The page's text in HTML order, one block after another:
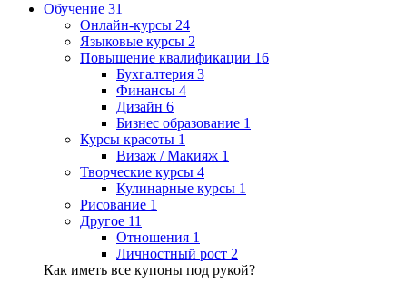
Обучение 31
Онлайн-курсы 24
Языковые курсы 2
Повышение квалификации 16
Бухгалтерия 3
Финансы 4
Дизайн 6
Бизнес образование 1
Курсы красоты 1
Визаж / Макияж 1
Творческие курсы 4
Кулинарные курсы 1
Рисование 1
Другое 11
Отношения 1
Личностный рост 2
Как иметь все купоны под рукой?